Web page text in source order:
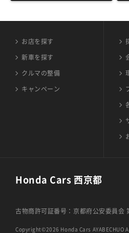
お店を探す
新車を探す
クルマの整備
キャンペーン
Honda Cars 西京都
古物商許可証番号：京都府公安委員会
Copyright©2026 Honda Cars AYABECHUO